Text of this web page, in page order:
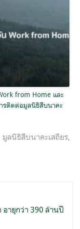
from Home และ
รติดต่อมูลนิธิสืบนาคะ
มูลนิธิสืบนาคะเสถียร,
อายุกว่า 390 ล้านปี